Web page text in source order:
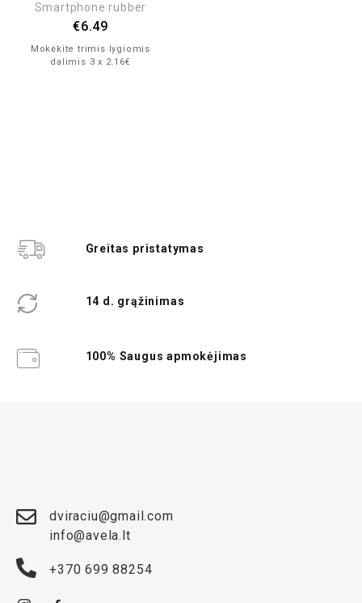
Smartphone rubber
€6.49
Mokėkite trimis lygiomis
dalimis 3 x 2.16€
Greitas pristatymas
14 d. grąžinimas
100% Saugus apmokėjimas
dviraciu@gmail.com
info@avela.lt
+370 699 88254